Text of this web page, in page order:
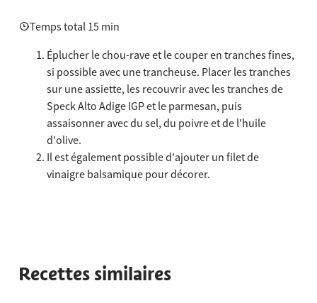
Temps total 15 min
Éplucher le chou-rave et le couper en tranches fines,
si possible avec une trancheuse. Placer les tranches
sur une assiette, les recouvrir avec les tranches de
Speck Alto Adige IGP et le parmesan, puis
assaisonner avec du sel, du poivre et de l'huile
d'olive.
Il est également possible d'ajouter un filet de
vinaigre balsamique pour décorer.
Recettes similaires